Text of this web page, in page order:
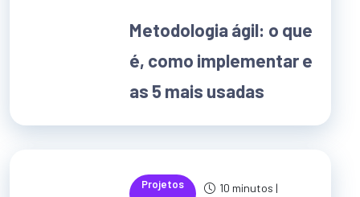
Metodologia ágil: o que
é, como implementar e
as 5 mais usadas
Projetos
10 minutos |